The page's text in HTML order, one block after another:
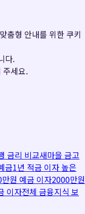
춤형 안내를 위한 쿠키
다.
주세요.
금리 비교새마을 금고
금1년 적금 이자 높은
원 예금 이자2000만원
이자전체 금융지식 보